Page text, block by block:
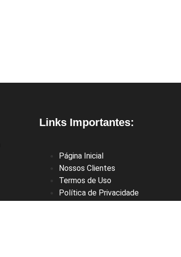
Links Importantes:
Página Inicial
Nossos Clientes
Termos de Uso
Política de Privacidade